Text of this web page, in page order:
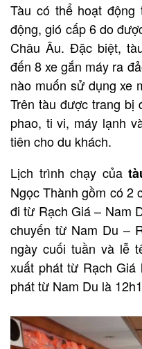
Tàu có thể hoạt
động, gió cấp 6 do
Châu Âu. Đặc biệt,
đến 8 xe gắn máy ra
nào muốn sử dụng xe
Trên tàu được trang bị
phao, ti vi, máy lạnh
tiên cho du khách.
Lịch trình chạy của
Ngọc Thành gồm có 2
đi từ Rạch Giá – Nam
chuyến từ Nam Du –
ngày cuối tuần và lễ
xuất phát từ Rạch
phát từ Nam Du là